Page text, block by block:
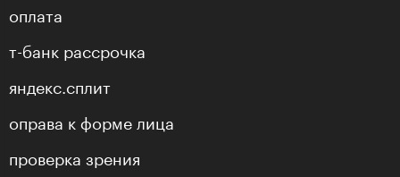
оплата
т-банк рассрочка
яндекс.сплит
оправа к форме лица
проверка зрения